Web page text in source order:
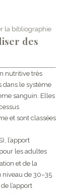
la bibliographie
des
nutritive très
dans le système
sanguin. Elles
et sont classées
l’apport
les adultes
et de la
niveau de 30–35
l’apport